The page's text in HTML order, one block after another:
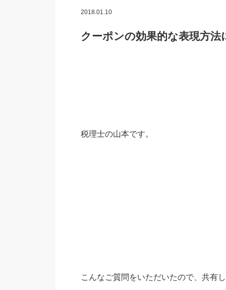
2018.01.10
クーポンの効果的な表現方法
税理士の山本です。
こんなご質問をいただいたので、共有